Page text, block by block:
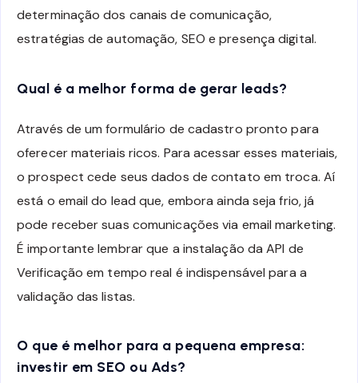
determinação dos canais de comunicação,
estratégias de automação, SEO e presença digital.
Qual é a melhor forma de gerar leads?
Através de um formulário de cadastro pronto para
oferecer materiais ricos. Para acessar esses materiais,
o prospect cede seus dados de contato em troca. Aí
está o email do lead que, embora ainda seja frio, já
pode receber suas comunicações via email marketing.
É importante lembrar que a instalação da API de
Verificação em tempo real é indispensável para a
validação das listas.
O que é melhor para a pequena empresa:
investir em SEO ou Ads?